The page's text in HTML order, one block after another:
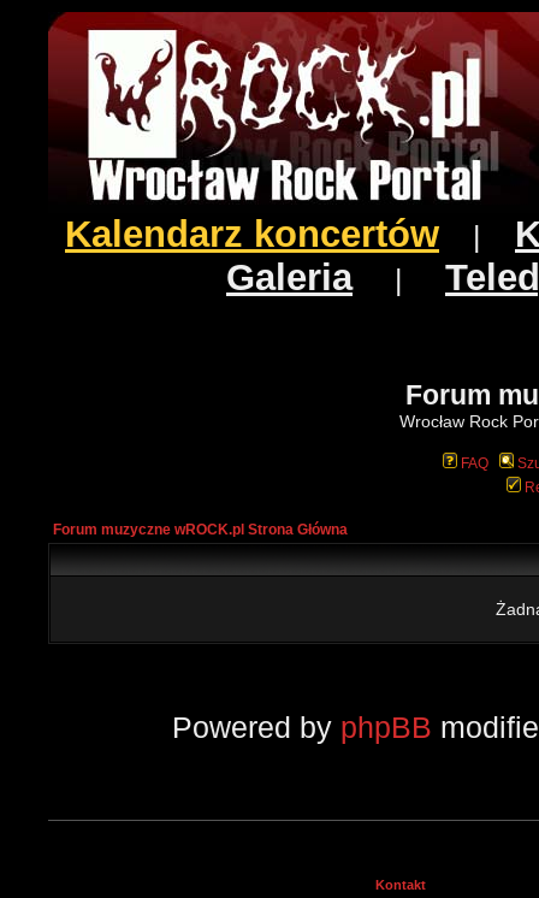
Kalendarz koncertów
Galeria|
Forum
Wrocław Rock
FAQ
Forum muzyczne wROCK.pl Strona Główna
Powered by phpBB
Kontakt